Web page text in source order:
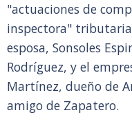
"actuaciones de
inspectora"
esposa, Sonsoles
Rodríguez, y el
Martínez, dueño de
amigo de Zapatero.